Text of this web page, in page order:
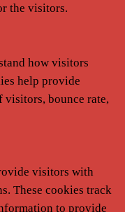
the visitors.
how visitors
help provide
visitors, bounce rate,
visitors with
These cookies track
to provide